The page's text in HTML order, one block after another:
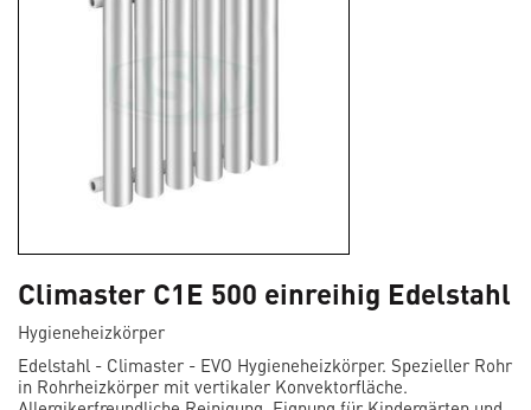
Climaster C1E 500 einreihig Edelstahl
Hygieneheizkörper
Edelstahl - Climaster - EVO Hygieneheizkörper. Spezieller Rohr
in Rohrheizkörper mit vertikaler Konvektorfläche.